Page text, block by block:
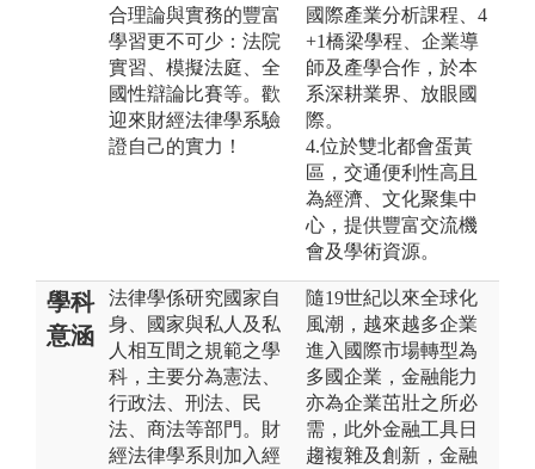
合理論與實務的豐富
學習更不可少：法院
實習、模擬法庭、全
國性辯論比賽等。歡
迎來財經法律學系驗
證自己的實力！
國際產業分析課程、4
+1橋梁學程、企業導
師及產學合作，於本
系深耕業界、放眼國
際。
4.位於雙北都會蛋黃
區，交通便利性高且
為經濟、文化聚集中
心，提供豐富交流機
會及學術資源。
學科
意涵
法律學係研究國家自
身、國家與私人及私
人相互間之規範之學
科，主要分為憲法、
行政法、刑法、民
法、商法等部門。財
經法律學系則加入經
隨19世紀以來全球化
風潮，越來越多企業
進入國際市場轉型為
多國企業，金融能力
亦為企業茁壯之所必
需，此外金融工具日
趨複雜及創新，金融